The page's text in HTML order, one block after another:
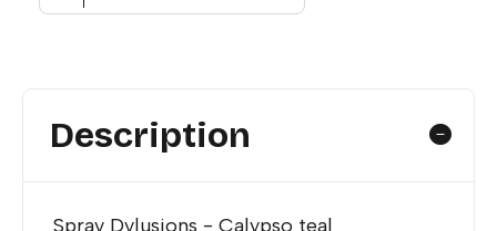
Description
Spray Dylusions - Calypso teal